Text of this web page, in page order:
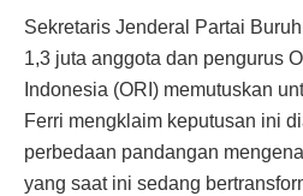
Sekretaris Jenderal Partai
1,3 juta anggota dan pengurus
Indonesia (ORI) memutuskan
Ferri mengklaim keputusan ini
perbedaan pandangan
yang saat ini sedang